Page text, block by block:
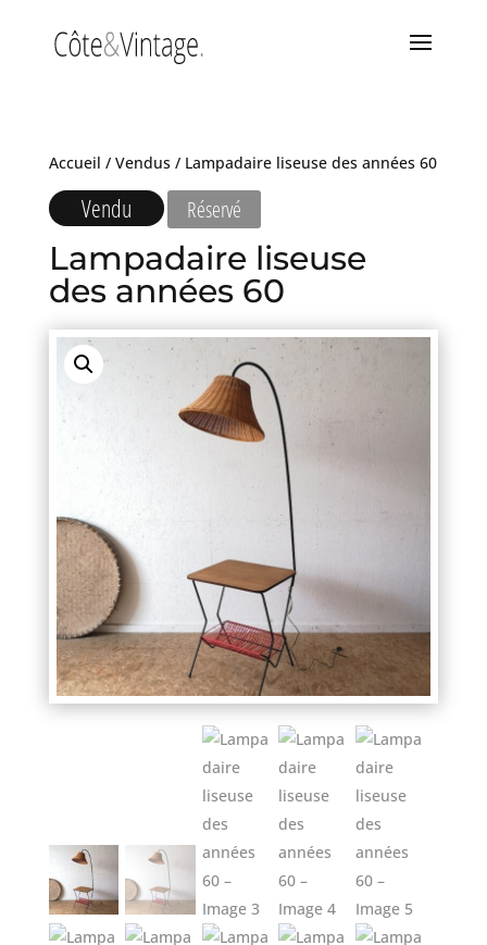
Accueil / Vendus/ Lampadaire liseuse des années 60
Vendu Réservé
Lampadaire liseuse
des années 60